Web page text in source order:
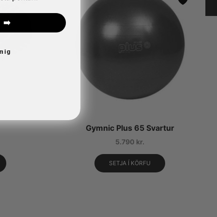
Gymnic Plus 65 Svartur
5.790 kr.
SETJA Í KÖRFU
➡️